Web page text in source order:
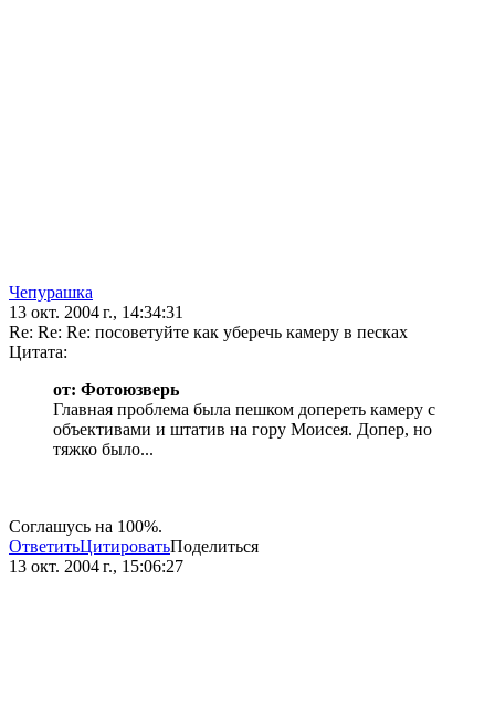
Чепурашка
13 окт. 2004 г., 14:34:31
Re: Re: Re: посоветуйте как уберечь камеру в песках
Цитата:
от: Фотоюзверь
Главная проблема была пешком допереть камеру с
объективами и штатив на гору Моисея. Допер, но
тяжко было...
Соглашусь на 100%.
ОтветитьЦитироватьПоделиться
13 окт. 2004 г., 15:06:27